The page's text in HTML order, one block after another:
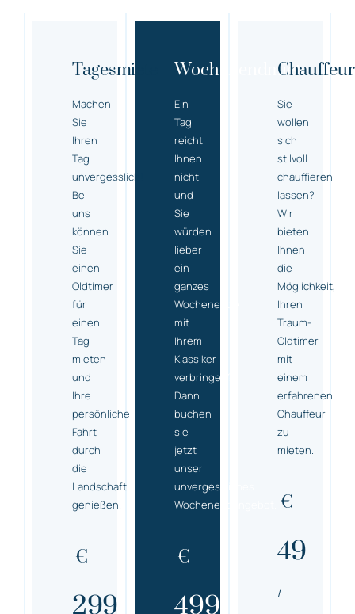
Tagesmiete
Machen
Sie
Ihren
Tag
unvergesslich!
Bei
uns
können
Sie
einen
Oldtimer
für
einen
Tag
mieten
und
Ihre
persönliche
Fahrt
durch
die
Landschaft
genießen.
€
299
Wochenendmiete
Ein
Tag
reicht
Ihnen
nicht
und
Sie
würden
lieber
ein
ganzes
Wochenende
mit
Ihrem
Klassiker
verbringen?
Dann
buchen
sie
jetzt
unser
unvergessliches
Wochenendangebot.
€
499
Sie
wollen
sich
stilvoll
chauffieren
lassen?
Wir
bieten
Ihnen
die
Möglichkeit,
Ihren
Traum-
Oldtimer
mit
einem
erfahrenen
Chauffeur
zu
mieten.
€
49
/